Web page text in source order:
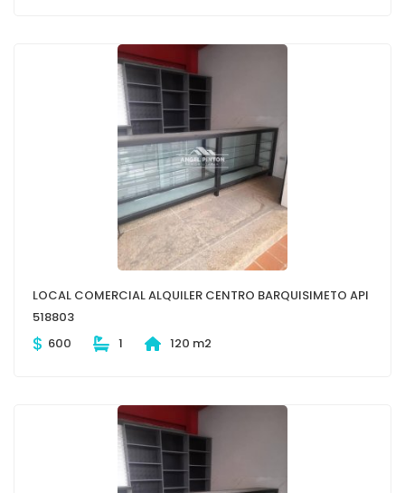
LOCAL COMERCIAL ALQUILER CENTRO BARQUISIMETO API
518803
$ 600 1 120 m2